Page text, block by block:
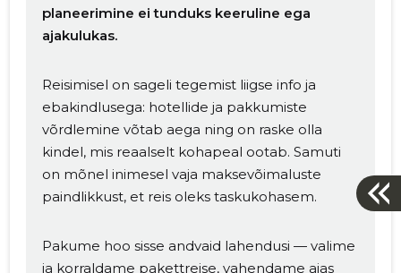
planeerimine ei tunduks keeruline ega
ajakulukas.
Reisimisel on sageli tegemist liigse info ja
ebakindlusega: hotellide ja pakkumiste
võrdlemine võtab aega ning on raske olla
kindel, mis reaalselt kohapeal ootab. Samuti
on mõnel inimesel vaja maksevõimaluste
paindlikkust, et reis oleks taskukohasem.
Pakume hoo sisse andvaid lahendusi — valime
ja korraldame pakettreise, vahendame ajas